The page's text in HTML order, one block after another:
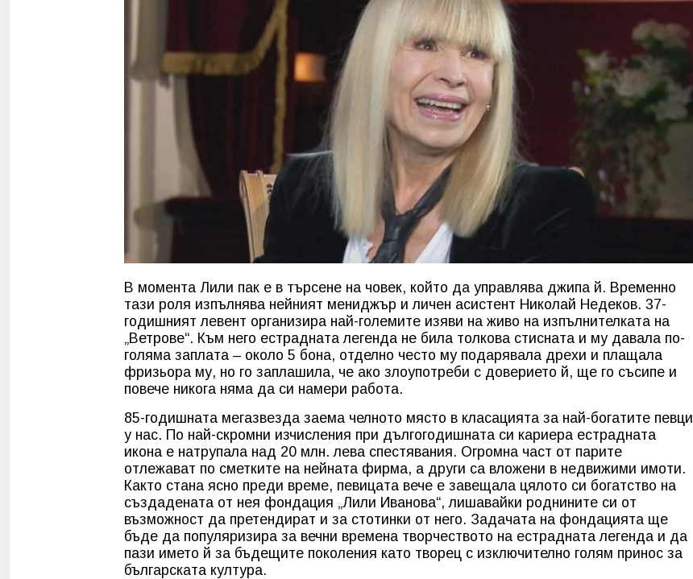
В момента Лили пак е в търсене на човек, който да управлява джипа й. Временно
тази роля изпълнява нейният мениджър и личен асистент Николай Недеков. 37-
годишният левент организира най-големите изяви на живо на изпълнителката на
„Ветрове“. Към него естрадната легенда не била толкова стисната и му давала по-
голяма заплата – около 5 бона, отделно често му подарявала дрехи и плащала
фризьора му, но го заплашила, че ако злоупотреби с доверието й, ще го съсипе и
повече никога няма да си намери работа.
85-годишната мегазвезда заема челното място в класацията за най-богатите певци
у нас. По най-скромни изчисления при дългогодишната си кариера естрадната
икона е натрупала над 20 млн. лева спестявания. Огромна част от парите
отлежават по сметките на нейната фирма, а други са вложени в недвижими имоти.
Както стана ясно преди време, певицата вече е завещала цялото си богатство на
създадената от нея фондация „Лили Иванова“, лишавайки роднините си от
възможност да претендират и за стотинки от него. Задачата на фондацията ще
бъде да популяризира за вечни времена творчеството на естрадната легенда и да
пази името й за бъдещите поколения като творец с изключително голям принос за
българската култура.